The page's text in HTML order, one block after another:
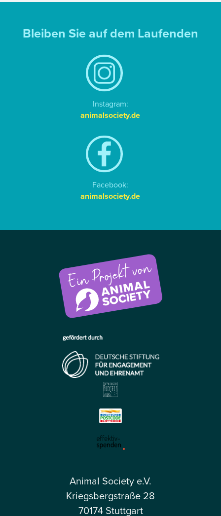
Bleiben Sie auf dem Laufenden
Instagram:
animalsociety.de
Facebook:
animalsociety.de
Animal Society e.V.
Kriegsbergstraße 28
70174 Stuttgart